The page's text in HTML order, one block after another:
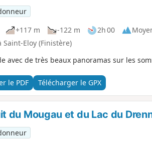
+117 m -122 m 2h 00
Saint-Eloy (Finistère)
avec de très beaux panoramas sur les
le PDF Télécharger le GPX
du Mougau et du Lac du